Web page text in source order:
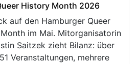
History Month 2026
auf den Hamburger Queer
im Mai. Mitorganisatorin
Saitzek zieht Bilanz: über
Veranstaltungen, mehrere